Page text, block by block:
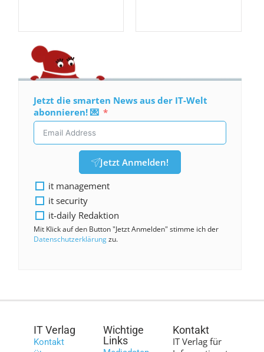
Jetzt die smarten News aus der IT-Welt
abonnieren! 💌
Jetzt Anmelden!
it management
it security
it-daily Redaktion
Mit Klick auf den Button "Jetzt Anmelden" stimme ich der
Datenschutzerklärungzu.
IT Verlag
Kontakt
Wichtige
Links
Kontakt
IT Verlag für